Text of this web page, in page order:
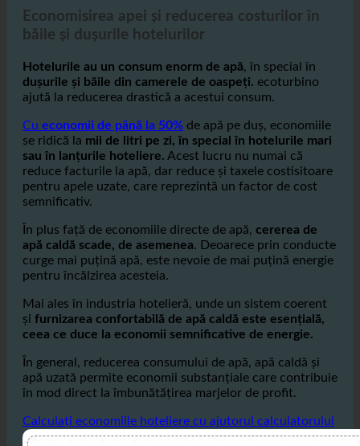
hoteluri
băile și dușurile hotelurilor
Hotelurile au un consum enorm de apă, în special în
ajută la reducerea drastică a acestui consum.
Cu economii de până la 50%de apă pe duș, economiile
se ridică lamii de litri pe zi, în special în hotelurile mari
sau în lanțurile hoteliere. Acest lucru nu numai că
reduce facturile la apă, dar reduce și taxele costisitoare
pentru apele uzate, care reprezintă un factor de cost
semnificativ.
În plus față de economiile directe de apă,cererea de
apă caldă scade, de asemenea
pentru încălzirea acesteia.
Mai ales în industria hotelieră, unde un sistem coerent
și
ceea ce duce la economii semnificative de energie.
În general, reducerea consumului de apă, apă caldă și
în mod direct la îmbunătățirea marjelor de profit.